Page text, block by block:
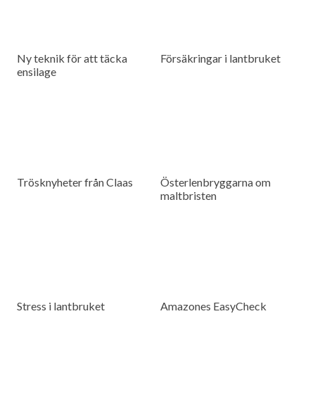
Ny teknik för att täcka
ensilage
Försäkringar i lantbruket
Trösknyheter från Claas
Österlenbryggarna om
maltbristen
Stress i lantbruket Amazones EasyCheck